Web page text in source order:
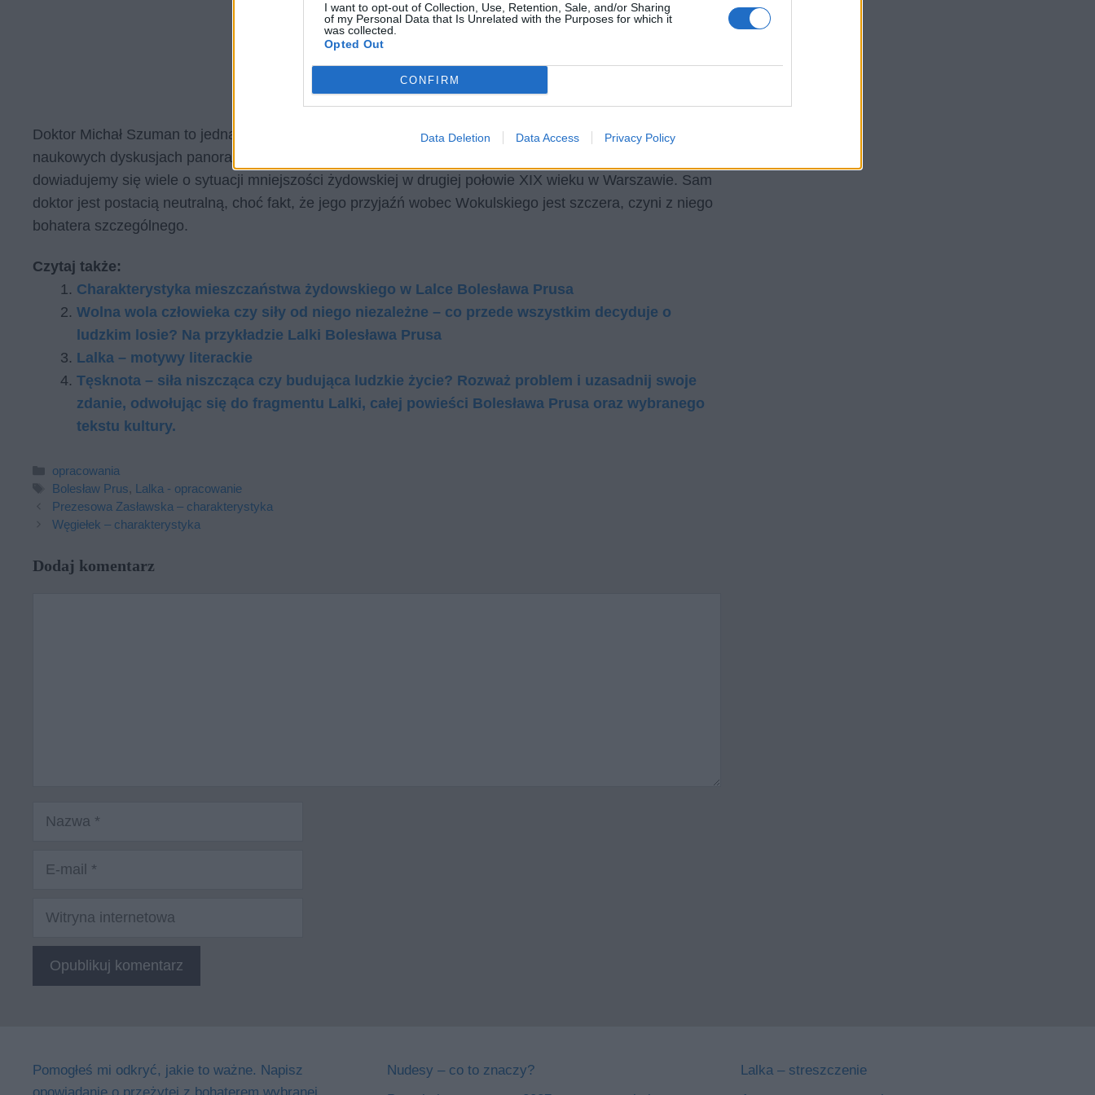
I want to opt-out of Collection, Use, Retention, Sale, and/or Sharing
of my Personal Data that Is Unrelated with the Purposes for which it
was collected.
Opted Out
CONFIRM
Data Deletion Data Access Privacy Policy
Doktor Michał Szuman to jedna z tych postaci, dzięki której można dostrzec często wymienianą w
naukowych dyskusjach panoramiczność społeczną
dowiadujemy się wiele o sytuacji mniejszości żydowskiej w drugiej połowie XIX wieku w Warszawie. Sam
doktor jest postacią neutralną, choć fakt, że jego przyjaźń wobec Wokulskiego jest szczera, czyni z niego
bohatera szczególnego.
Czytaj także:
Charakterystyka mieszczaństwa żydowskiego w Lalce Bolesława Prusa
Wolna wola człowieka czy siły od niego niezależne – co przede wszystkim decyduje o
ludzkim losie? Na przykładzie Lalki Bolesława Prusa
Lalka – motywy literackie
Tę­sk­no­ta – siła nisz­czą­ca czy bu­du­ją­ca ludz­kie ży­cie? Roz­waż pro­blem i uza­sad­nij swo­je
zda­nie, od­wo­łu­jąc się do fragmentu Lalki, całej powieści Bolesława Prusa oraz wy­bra­ne­go
tek­stu kul­tu­ry.
Kategorie
opracowania
Tagi
Bolesław Prus, Lalka - opracowanie
Prezesowa Zasławska – charakterystyka
Węgiełek – charakterystyka
Dodaj komentarz
Nazwa
Witryna
Pomogłeś mi odkryć, jakie to ważne. Napisz
Nudesy – co to znaczy?
Lalka – streszczenie